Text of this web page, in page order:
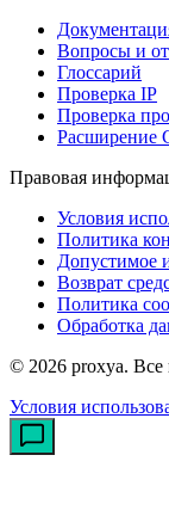
Вопросы и
Глоссарий
Проверка IP
Проверка
Расширение
Правовая
Условия
Политика
Допустимое
Возврат
Политика
Обработка
© 2026 proxya. Все
Условия